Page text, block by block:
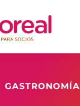
GASTRONOMÍA